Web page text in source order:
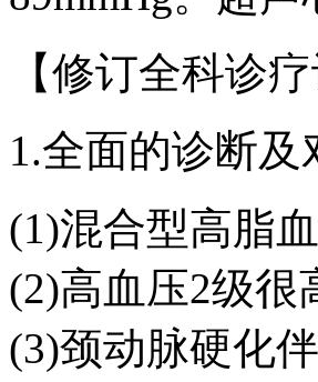
【修订全科诊疗
1.全面的诊断及
(1)混合型高脂
(2)高血压2级很
(3)颈动脉硬化